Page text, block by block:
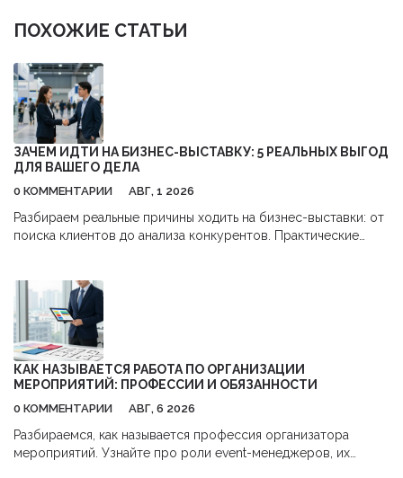
ПОХОЖИЕ СТАТЬИ
ЗАЧЕМ ИДТИ НА БИЗНЕС-ВЫСТАВКУ: 5 РЕАЛЬНЫХ ВЫГОД
ДЛЯ ВАШЕГО ДЕЛА
0 КОММЕНТАРИИ АВГ, 1 2026
Разбираем реальные причины ходить на бизнес-выставки: от
поиска клиентов до анализа конкурентов. Практические
КАК НАЗЫВАЕТСЯ РАБОТА ПО ОРГАНИЗАЦИИ
МЕРОПРИЯТИЙ: ПРОФЕССИИ И ОБЯЗАННОСТИ
0 КОММЕНТАРИИ АВГ, 6 2026
Разбираемся, как называется профессия организатора
мероприятий. Узнайте про роли event-менеджеров, их